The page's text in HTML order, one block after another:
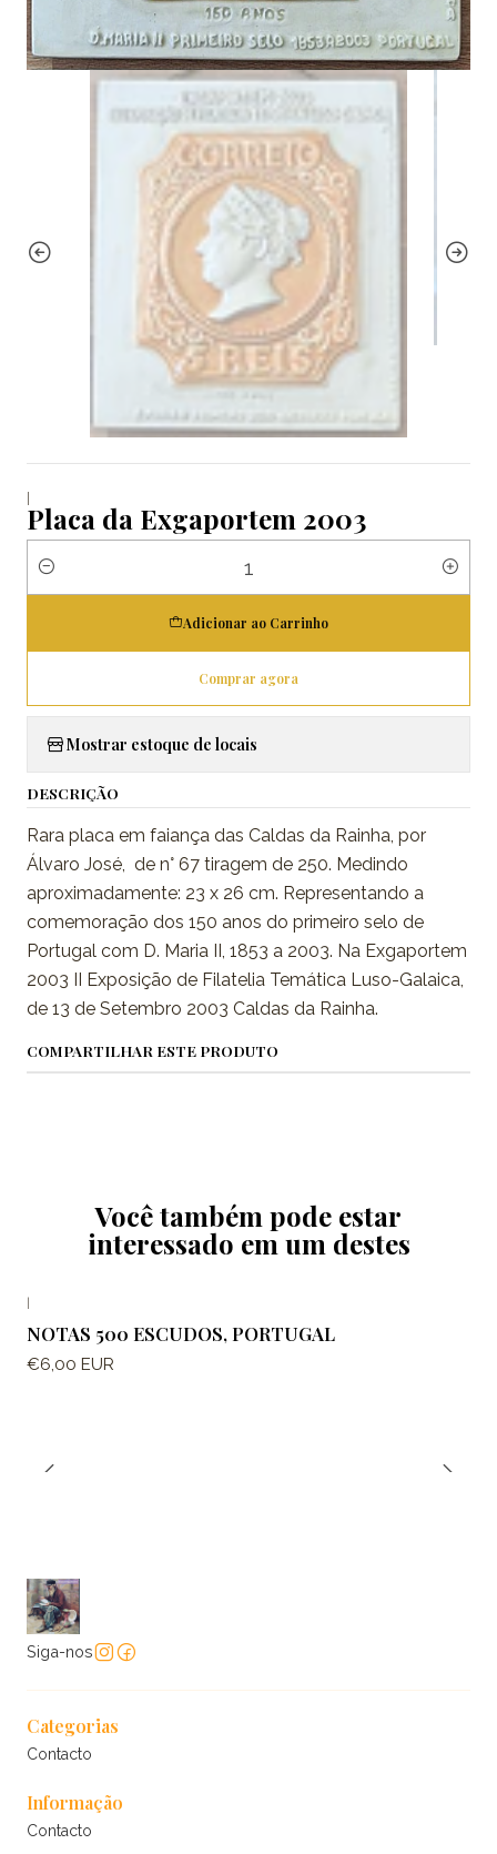
|
Placa da Exgaportem 2003
Quantidade
Adicionar ao Carrinho
Comprar agora
Mostrar estoque de locais
DESCRIÇÃO
Rara placa em faiança das Caldas da Rainha, por
Álvaro José, de n° 67 tiragem de 250. Medindo
aproximadamente: 23 x 26 cm. Representando a
comemoração dos 150 anos do primeiro selo de
Portugal com D. Maria II, 1853 a 2003. Na Exgaportem
2003 II Exposição de Filatelia Temática Luso-Galaica,
de 13 de Setembro 2003 Caldas da Rainha.
COMPARTILHAR ESTE PRODUTO
Você também pode estar
interessado em um destes
|
NOTAS 500 ESCUDOS, PORTUGAL
€6,00 EUR
Siga-nos
Categorias
Contacto
Informação
Contacto